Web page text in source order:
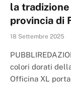
la
provincia di
18 Settembre 2025
colori dorati
Officina XL